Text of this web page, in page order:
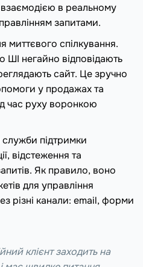
в реальному
запитами.
миттєвого спілкування.
негайно відповідають
сайт. Це зручно
у продажах та
час руху воронкою
підтримки
відстеження та
Як правило, воно
для управління
різні канали: email, форми
клієнт заходить на